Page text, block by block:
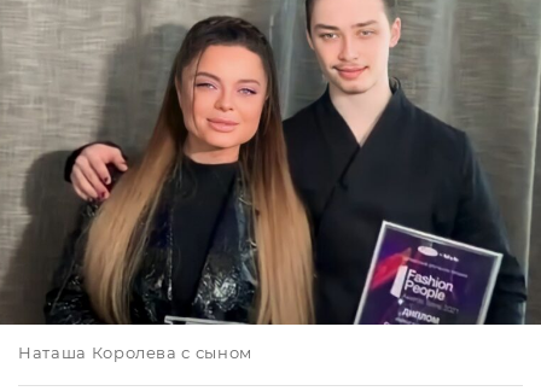
Наташа Королева с сыном